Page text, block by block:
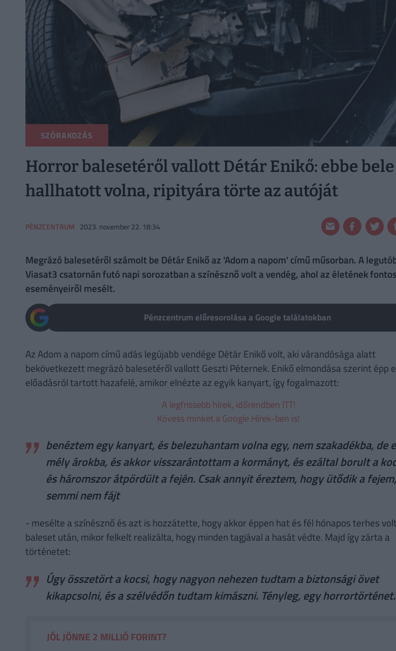
SZÓRAKOZÁS
Horror balesetéről vallott Détár Enikő: ebbe
hallhatott volna, ripityára törte az autóját
PÉNZCENTRUM 2023. november 22. 18:34
Megrázó balesetéről számolt be Détár Enikő az 'Adom a napom' című műsorban. A
Viasat3 csatornán futó napi sorozatban a színésznő volt a vendég, ahol az életének
eseményeiről mesélt.
Pénzcentrum előresorolása a Google találatokban
Az Adom a napom című adás legújabb vendége Détár Enikő volt, aki várandósága alatt
bekövetkezett megrázó balesetéről vallott Geszti Péternek. Enikő elmondása szerint épp
előadásról tartott hazafelé, amikor elnézte az egyik kanyart, így fogalmazott:
A legfrissebb hírek, időrendben ITT!
Kövess minket a Google Hírek-ben is!
benéztem egy kanyart, és belezuhantam volna egy, nem szakadékba, de
mély árokba, és akkor visszarántottam a kormányt, és ezáltal borult a
és háromszor átpördült a fején. Csak annyit éreztem, hogy ütődik a
semmi nem fájt
- mesélte a színésznő és azt is hozzátette, hogy akkor éppen hat és fél hónapos terhes
baleset után, mikor felkelt realizálta, hogy minden tagjával a hasát védte. Majd így zárta a
történetet:
Úgy összetört a kocsi, hogy nagyon nehezen tudtam a biztonsági övet
kikapcsolni, és a szélvédőn tudtam kimászni. Tényleg, egy horrortörténet.
JÓL JÖNNE 2 MILLIÓ FORINT?